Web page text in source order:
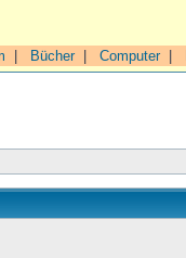
Bücher| Computer|